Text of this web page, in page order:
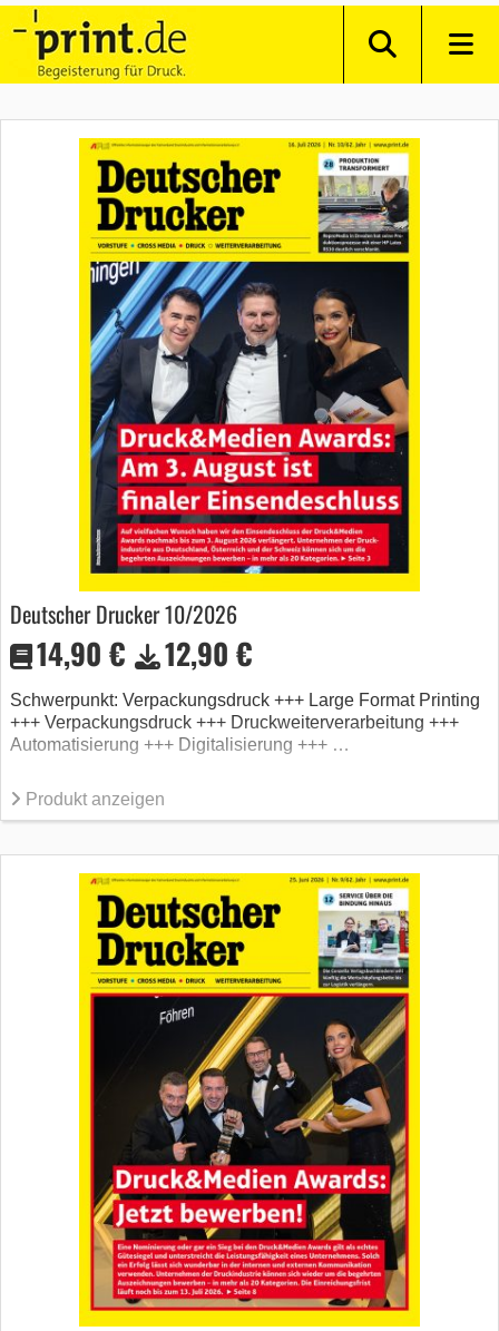
Deutscher Drucker 10/2026
14,90 € 12,90 €
Schwerpunkt: Verpackungsdruck +++ Large Format Printing
+++ Verpackungsdruck +++ Druckweiterverarbeitung +++
Automatisierung +++ Digitalisierung +++ …
Produkt anzeigen